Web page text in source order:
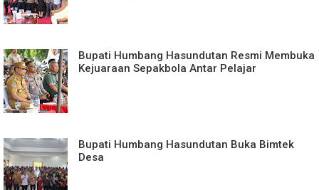
Bupati Humbang Hasundutan Resmi Membuka
Kejuaraan Sepakbola Antar Pelajar
Bupati Humbang Hasundutan Buka Bimtek
Desa